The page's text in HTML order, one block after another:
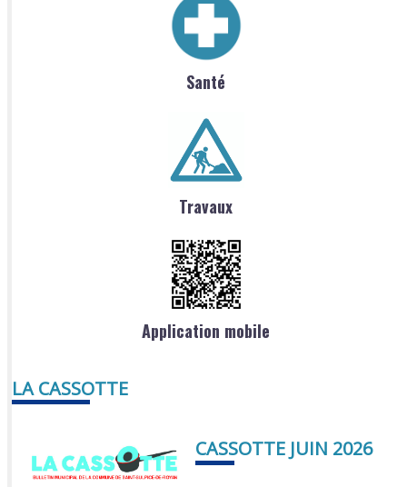
Santé
Travaux
Application mobile
LA CASSOTTE
CASSOTTE JUIN 2026